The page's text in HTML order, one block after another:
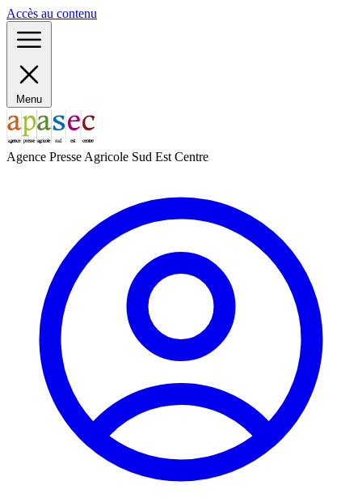
Accès au contenu
Menu
Agence Presse Agricole Sud Est Centre
Panneau de gestion des cookies